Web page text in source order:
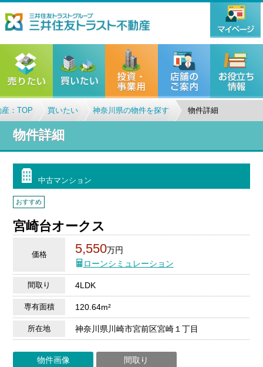
：TOP 買いたい 神奈川県の物件を探す 物件詳細
物件詳細
中古マンション
おすすめ
宮崎台オークス
価格 5,550万円
ローンシミュレーション
間取り 4LDK
専有面積 120.64m²
所在地 神奈川県川崎市宮前区宮崎１丁目
物件画像 間取り